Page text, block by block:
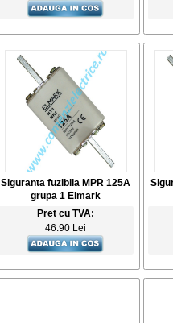
Siguranta fuzibila MPR 125A
grupa 1 Elmark
Pret cu TVA:
46.90 Lei